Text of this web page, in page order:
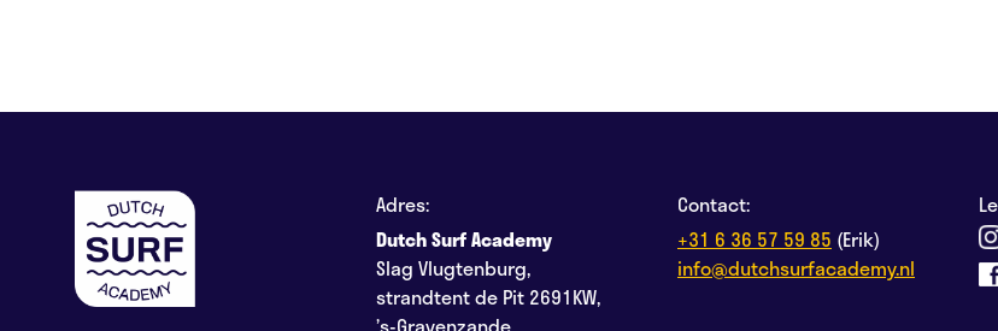
Adres:
Dutch Surf Academy
Slag Vlugtenburg,
strandtent de Pit 2691KW,
Contact:
+31 6 36 57 59 85 (Erik)
info@dutchsurfacademy.nl